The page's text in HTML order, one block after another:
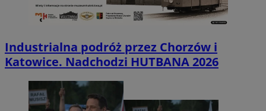
Industrialna podróż przez Chorzów i
Katowice. Nadchodzi HUTBANA 2026